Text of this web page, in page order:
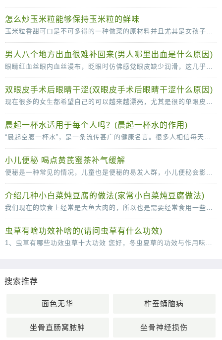
怎么炒玉米粒能够保持玉米粒的鲜味
玉米粒香甜可口是不可多得的一种做菜的原材料并且尤其是女孩子是很喜欢吃玉米粒的因为玉米粒味道香甜，但是当我们自己尝试着去做玉米粒的时候就会发现其实很多时候我们做的玉
男人八个地方出血很难补回来(男人哪里出血是什么原因)
眼睛红血丝眼内血丝漫布，眨眼时仿佛感觉眼皮缺少润滑，这几乎可以确定眼睛已经感染了。这时应停止视物，敷上一条冷毛巾，稍事缓解，同时涂一些消炎眼膏。切记不能揉眼睛，因为手是脏的
双眼皮手术后眼睛干涩(双眼皮手术后眼睛干涩什么原因)
现在很多的女生都希望自己的可以越来越漂亮，尤其是很的单眼皮女生更是喜欢双眼皮，所以很多人都会选择通过做双眼皮手术的方法变成双眼皮。很多女生在做了双眼皮手术之后，会感觉
晨起一杯水适用于每个人吗？(晨起一杯水的作用)
“晨起空腹一杯水”，是一条流传甚广的健康名言。很多人相信每天的这杯水，可以清肠胃、排毒养颜、稀释血液，甚至还可以减少疾病的发生。那么，晨起一杯水适用于每个人吗？不是的。从
小儿便秘 喝点黄芪蜜茶补气缓解
便秘是一种常见的情况，儿童也是便秘的易发人群，小儿便秘会影响到身心的健康发育，所以小儿出现便秘的时候一定要及时的调理。下面中医就为父母们介绍几款辅助治疗便秘的食疗方，快
介绍几种小白菜炖豆腐的做法(家常小白菜炖豆腐做法)
我们现在的饮食上经常是大鱼大肉的，所以也是需要经常食用一些小清新的菜肴来很好的改善我们的肠胃的，说到这里，口味清淡的小白菜炖豆腐就是我们不得不说的一道菜了，这道菜虽然说
虫草有啥功效补啥的(请问虫草有什么功效)
1、虫草有哪些功效虫草十大功效 您好，冬虫夏草的功效与作用味甘，性平。能补肾壮阳，补肺平喘，止血化痰。用于肾虚阳痿，遗精，头昏耳鸣；肺虚或肺肾两虚，喘咳短气，或咳血；体虚自汗，畏风。1
搜索推荐
面色无华 柞蚕蛹脑病
坐骨直肠窝脓肿 坐骨神经损伤